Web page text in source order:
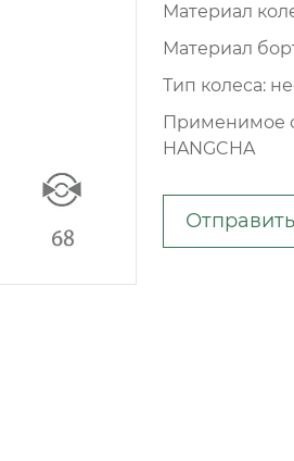
Материал
Материал
Тип колеса:
Применимое
HANGCHA